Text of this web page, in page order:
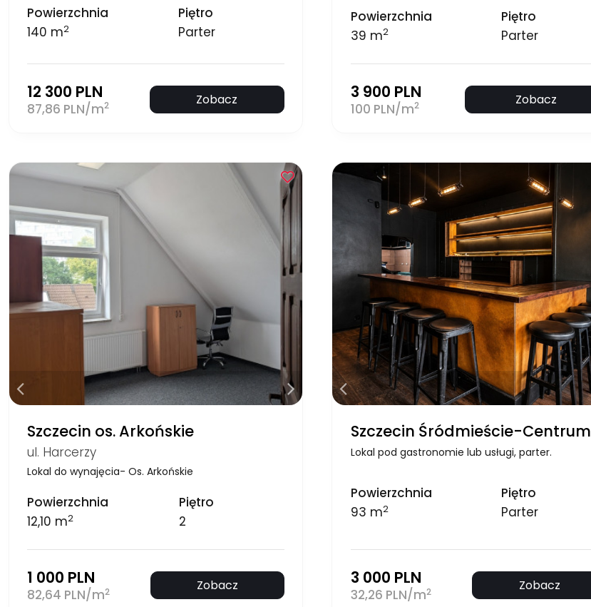
Powierzchnia
140 m2
Piętro
Parter
12 300 PLN
87,86 PLN/m2 Zobacz
Powierzchnia
39 m2
Piętro
Parter
3 900 PLN
100 PLN/m2 Zobacz
Szczecin os. Arkońskie
ul. Harcerzy
Lokal do wynajęcia- Os. Arkońskie
Powierzchnia
12,10 m2
Piętro
2
1 000 PLN
82,64 PLN/m2 Zobacz
Szczecin Śródmieście-Centrum
Lokal pod gastronomie lub usługi, parter.
Powierzchnia
93 m2
Piętro
Parter
3 000 PLN
32,26 PLN/m2 Zobacz